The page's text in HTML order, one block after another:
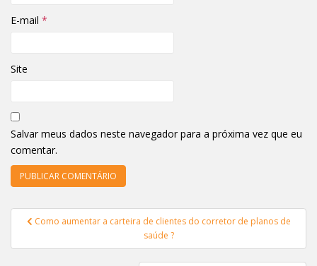
E-mail *
Site
Salvar meus dados neste navegador para a próxima vez que eu
comentar.
Navegação
Post
Como aumentar a carteira de clientes do corretor de planos de
saúde ?